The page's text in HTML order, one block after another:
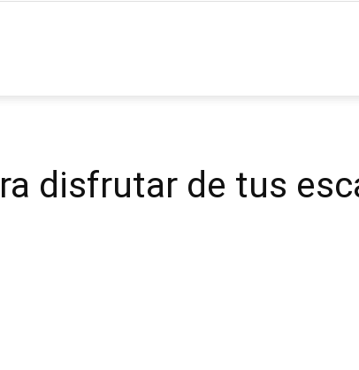
disfrutar de tus